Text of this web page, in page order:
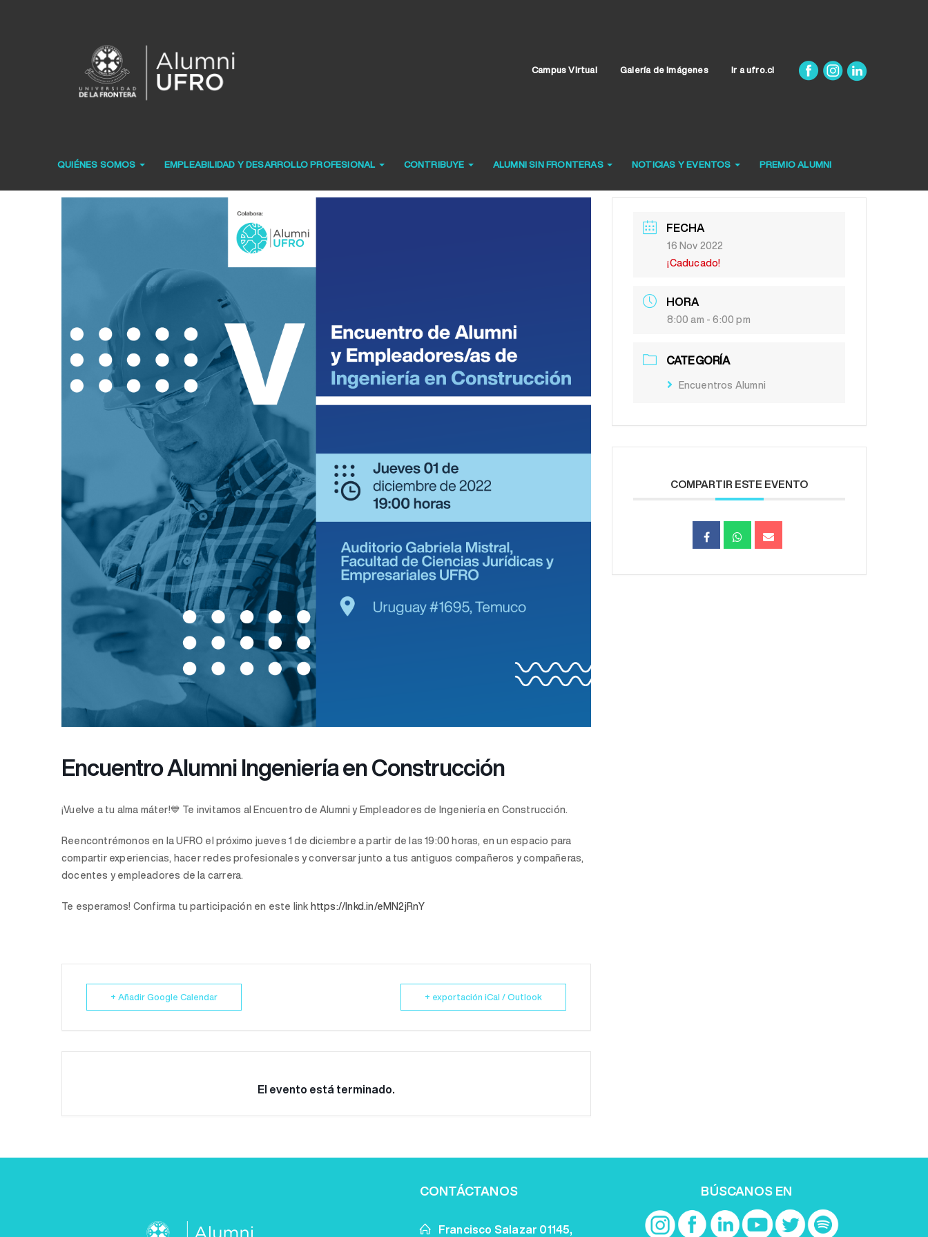
Campus Virtual Galería de Imágenes Ir a ufro.cl
QUIÉNES SOMOS EMPLEABILIDAD Y DESARROLLO PROFESIONAL CONTRIBUYE ALUMNI SIN FRONTERAS NOTICIAS Y EVENTOS PREMIO ALUMNI
Encuentro Alumni Ingeniería en Construcción
¡Vuelve a tu alma máter!💙 Te invitamos al Encuentro de Alumni y Empleadores de Ingeniería en Construcción.
Reencontrémonos en la UFRO el próximo jueves 1 de diciembre a partir de las 19:00 horas, en un espacio para
compartir experiencias, hacer redes profesionales y conversar junto a tus antiguos compañeros y compañeras,
docentes y empleadores de la carrera.
Te esperamos! Confirma tu participación en este link https://lnkd.in/eMN2jRnY
+ Añadir Google Calendar + exportación iCal / Outlook
El evento está terminado.
FECHA
16 Nov 2022
¡Caducado!
HORA
8:00 am - 6:00 pm
CATEGORÍA
Encuentros Alumni
COMPARTIR ESTE EVENTO
CONTÁCTANOS
Francisco Salazar 01145,
BÚSCANOS EN